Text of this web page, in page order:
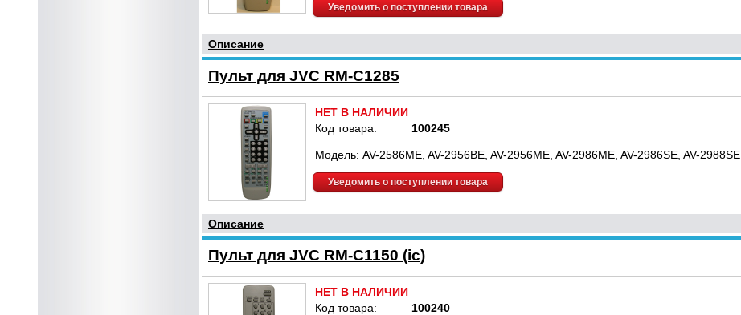
Уведомить о поступлении товара
Описание
Пульт для JVC RM-C1285
НЕТ В НАЛИЧИИ
Код товара:
100245
Модель: AV-2586ME, AV-2956BE, AV-2956ME, AV-2986ME, AV-2986SE, AV-2988SE
Уведомить о поступлении товара
Описание
Пульт для JVC RM-C1150 (ic)
НЕТ В НАЛИЧИИ
Код товара:
100240